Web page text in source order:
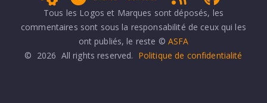
Tous les Logos et Marques sont déposés, les
commentaires sont sous la responsabilité de ceux qui les
ont publiés, le reste © ASFA
© 2026 All rights reserved. Politique de confidentialité